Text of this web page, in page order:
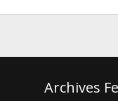
Archives